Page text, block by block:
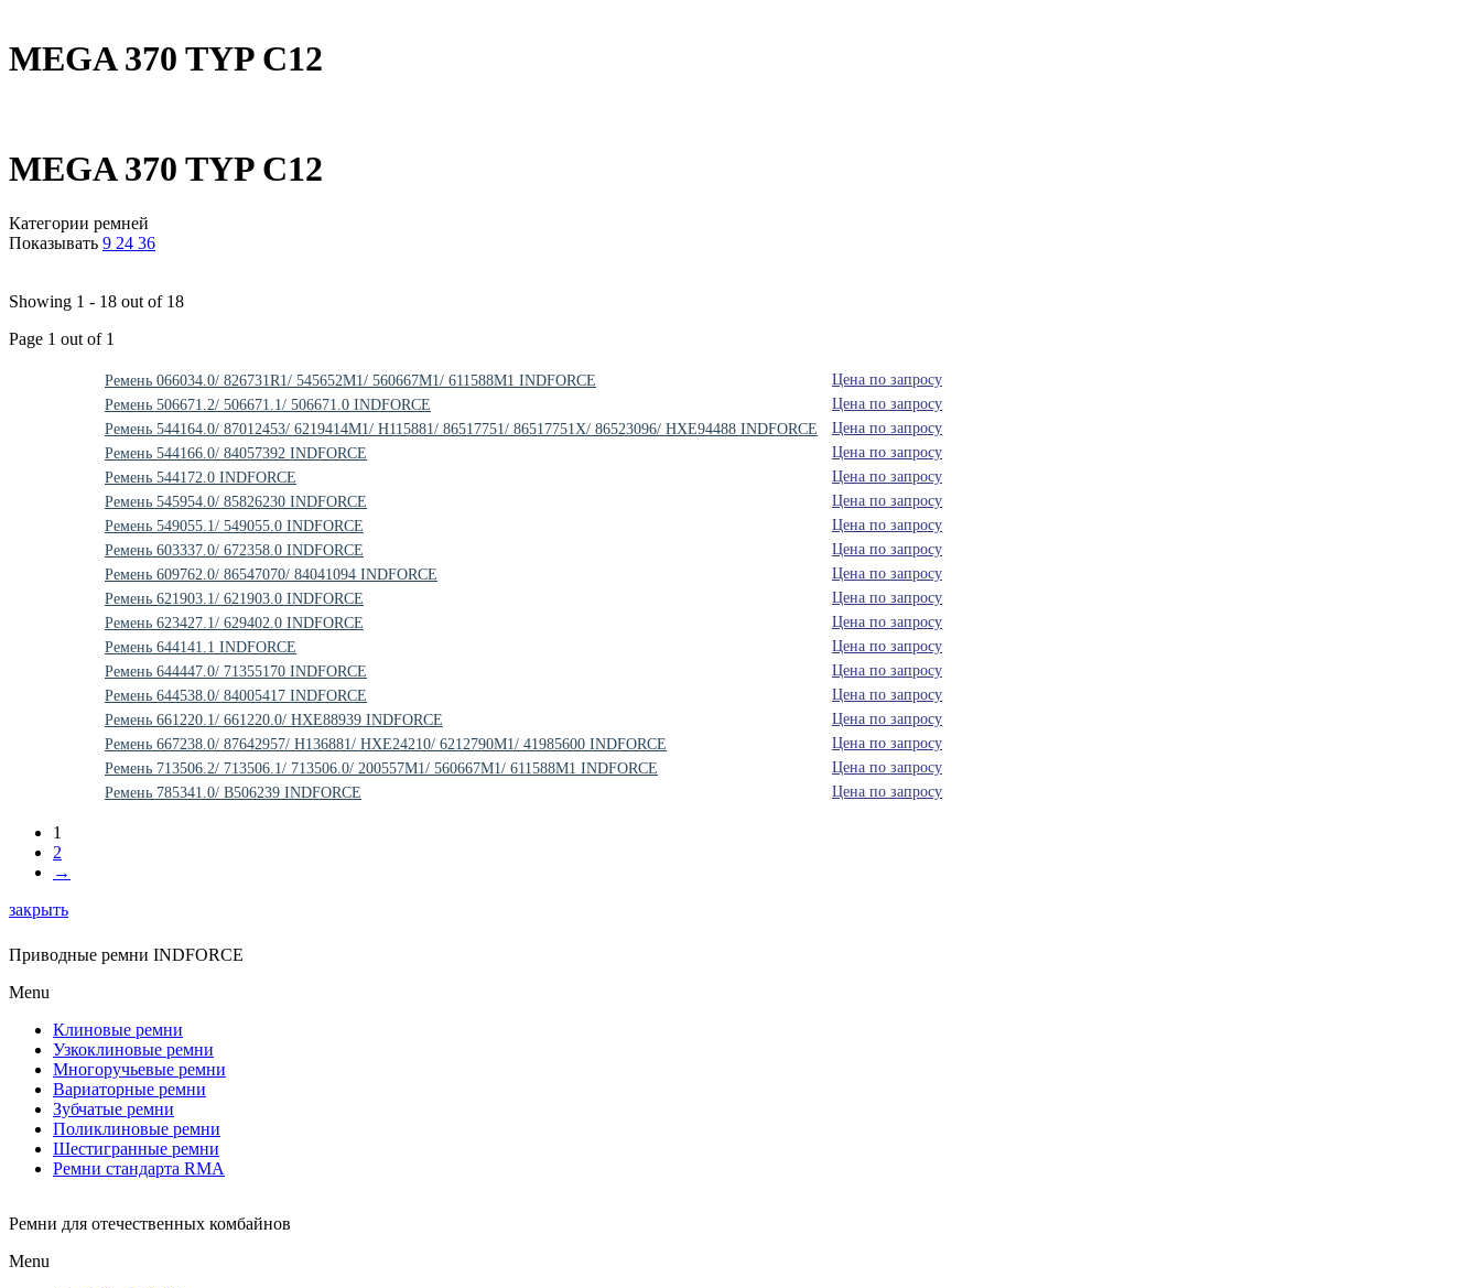
MEGA 370 TYP C12
MEGA 370 TYP C12
Категории ремней
Показывать 9 24 36
Showing 1 - 18 out of 18
Page 1 out of 1
Ремень 066034.0/ 826731R1/ 545652M1/ 560667M1/ 611588M1 INDFORCE
Цена по запросу
Ремень 506671.2/ 506671.1/ 506671.0 INDFORCE
Цена по запросу
Ремень 544164.0/ 87012453/ 6219414M1/ H115881/ 86517751/ 86517751X/ 86523096/ HXE94488 INDFORCE
Цена по запросу
Ремень 544166.0/ 84057392 INDFORCE
Цена по запросу
Ремень 544172.0 INDFORCE
Цена по запросу
Ремень 545954.0/ 85826230 INDFORCE
Цена по запросу
Ремень 549055.1/ 549055.0 INDFORCE
Цена по запросу
Ремень 603337.0/ 672358.0 INDFORCE
Цена по запросу
Ремень 609762.0/ 86547070/ 84041094 INDFORCE
Цена по запросу
Ремень 621903.1/ 621903.0 INDFORCE
Цена по запросу
Ремень 623427.1/ 629402.0 INDFORCE
Цена по запросу
Ремень 644141.1 INDFORCE
Цена по запросу
Ремень 644447.0/ 71355170 INDFORCE
Цена по запросу
Ремень 644538.0/ 84005417 INDFORCE
Цена по запросу
Ремень 661220.1/ 661220.0/ HXE88939 INDFORCE
Цена по запросу
Ремень 667238.0/ 87642957/ H136881/ HXE24210/ 6212790M1/ 41985600 INDFORCE
Цена по запросу
Ремень 713506.2/ 713506.1/ 713506.0/ 200557M1/ 560667M1/ 611588M1 INDFORCE
Цена по запросу
Ремень 785341.0/ B506239 INDFORCE
Цена по запросу
1
2
→
закрыть
Приводные ремни INDFORCE
Menu
Клиновые ремни
Узкоклиновые ремни
Многоручьевые ремни
Вариаторные ремни
Зубчатые ремни
Поликлиновые ремни
Шестигранные ремни
Ремни стандарта RMA
Ремни для отечественных комбайнов
Menu